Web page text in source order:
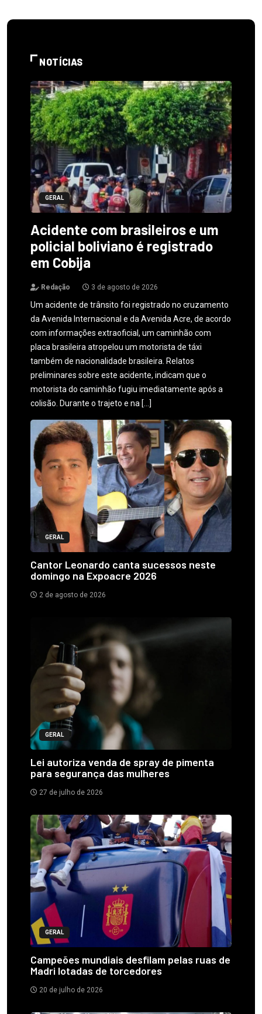
NOTÍCIAS
GERAL
Acidente com brasileiros e um
policial boliviano é registrado
em Cobija
Redação 3 de agosto de 2026
Um acidente de trânsito foi registrado no cruzamento
da Avenida Internacional e da Avenida Acre, de acordo
com informações extraoficial, um caminhão com
placa brasileira atropelou um motorista de táxi
também de nacionalidade brasileira. Relatos
preliminares sobre este acidente, indicam que o
motorista do caminhão fugiu imediatamente após a
colisão. Durante o trajeto e na […]
GERAL
Cantor Leonardo canta sucessos neste
domingo na Expoacre 2026
2 de agosto de 2026
GERAL
Lei autoriza venda de spray de pimenta
para segurança das mulheres
27 de julho de 2026
GERAL
Campeões mundiais desfilam pelas ruas de
Madri lotadas de torcedores
20 de julho de 2026